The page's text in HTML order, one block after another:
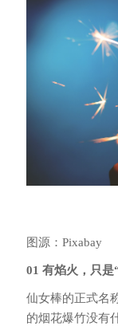
图源：Pixabay
01 有焰火，只是
仙女棒的正式名
的烟花爆竹没有